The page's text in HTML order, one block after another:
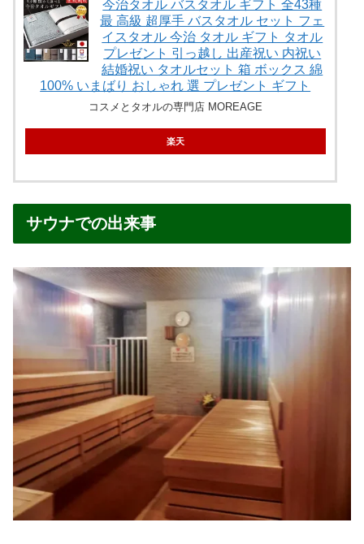
今治タオル バスタオル ギフト 全43種
最 高級 超厚手 バスタオル セット フェ
イスタオル 今治 タオル ギフト タオル
プレゼント 引っ越し 出産祝い 内祝い
結婚祝い タオルセット 箱 ボックス 綿
100% いまばり おしゃれ 選 プレゼント ギフト
コスメとタオルの専門店 MOREAGE
楽天
サウナでの出来事